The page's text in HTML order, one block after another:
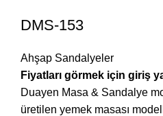
DMS-153
Ahşap Sandalyeler
Fiyatları görmek için giriş
Duayen Masa & Sandalye
üretilen yemek masası